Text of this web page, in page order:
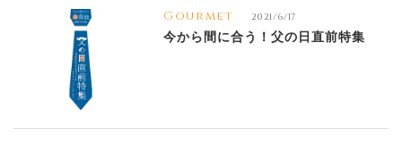
Gourmet 2021/6/17
今から間に合う！父の日直前特集